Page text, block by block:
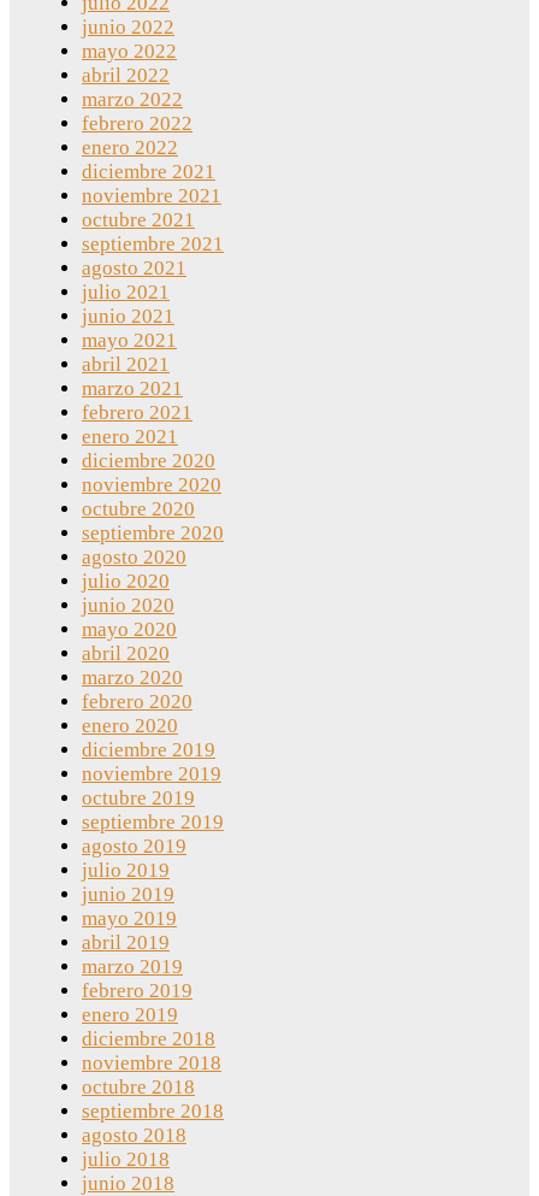
junio 2022
mayo 2022
abril 2022
marzo 2022
febrero 2022
enero 2022
diciembre 2021
noviembre 2021
octubre 2021
septiembre 2021
agosto 2021
julio 2021
junio 2021
mayo 2021
abril 2021
marzo 2021
febrero 2021
enero 2021
diciembre 2020
noviembre 2020
octubre 2020
septiembre 2020
agosto 2020
julio 2020
junio 2020
mayo 2020
abril 2020
marzo 2020
febrero 2020
enero 2020
diciembre 2019
noviembre 2019
octubre 2019
septiembre 2019
agosto 2019
julio 2019
junio 2019
mayo 2019
abril 2019
marzo 2019
febrero 2019
enero 2019
diciembre 2018
noviembre 2018
octubre 2018
septiembre 2018
agosto 2018
julio 2018
junio 2018